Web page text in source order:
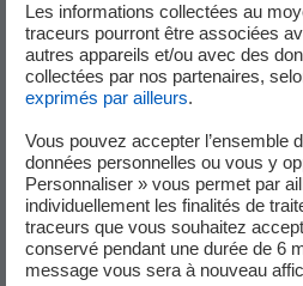
Quelles démarches pour
raccordement électrique dans
contrat de gaz professionnel ?
Vous souhaitez visualiser vos
professionnels ?
Les informations collectées au
traceurs pourront être associées
autres appareils et/ou avec des
collectées par nos partenaires,
exprimés par ailleurs.
Vous pouvez accepter l’ensemble
données personnelles ou vous y
Personnaliser » vous permet par
individuellement les finalités de
traceurs que vous souhaitez
conservé pendant une durée de 6
message vous sera à nouveau